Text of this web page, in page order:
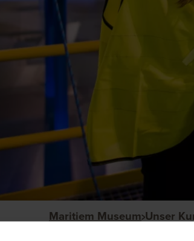
Maritiem Museum Unser